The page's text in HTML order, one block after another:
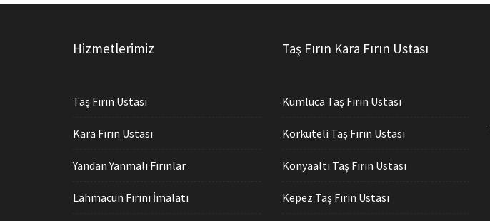
Hizmetlerimiz
Taş Fırın Ustası
Kara Fırın Ustası
Yandan Yanmalı Fırınlar
Lahmacun Fırını İmalatı
Taş Fırın Kara Fırın Ustası
Kumluca Taş Fırın Ustası
Korkuteli Taş Fırın Ustası
Konyaaltı Taş Fırın Ustası
Kepez Taş Fırın Ustası